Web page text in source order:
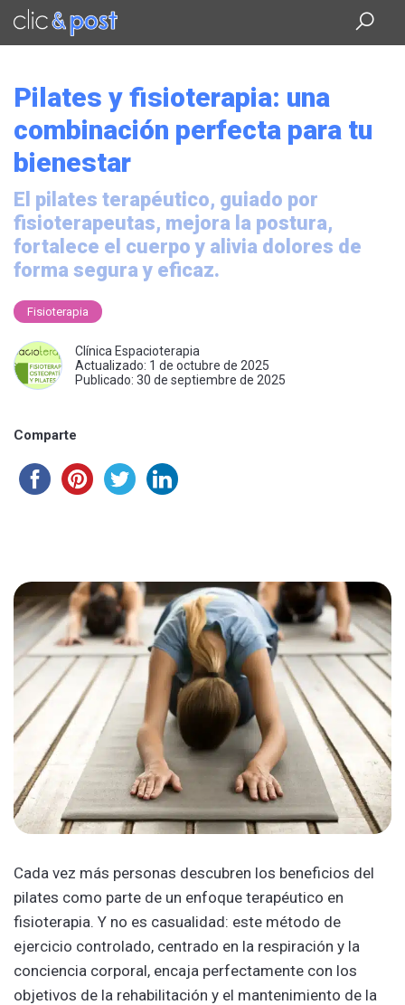
Saltar
contenido
Pilates y fisioterapia: una
combinación perfecta para tu
bienestar
El pilates terapéutico, guiado por
fisioterapeutas, mejora la postura,
fortalece el cuerpo y alivia dolores de
forma segura y eficaz.
Fisioterapia
Clínica Espacioterapia
Actualizado: 1 de octubre de 2025
Publicado: 30 de septiembre de 2025
Comparte
Cada vez más personas descubren los beneficios del
pilates como parte de un enfoque terapéutico en
fisioterapia. Y no es casualidad: este método de
ejercicio controlado, centrado en la respiración y la
conciencia corporal, encaja perfectamente con los
objetivos de la rehabilitación y el mantenimiento de la